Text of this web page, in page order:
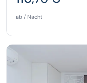
ab / Nacht